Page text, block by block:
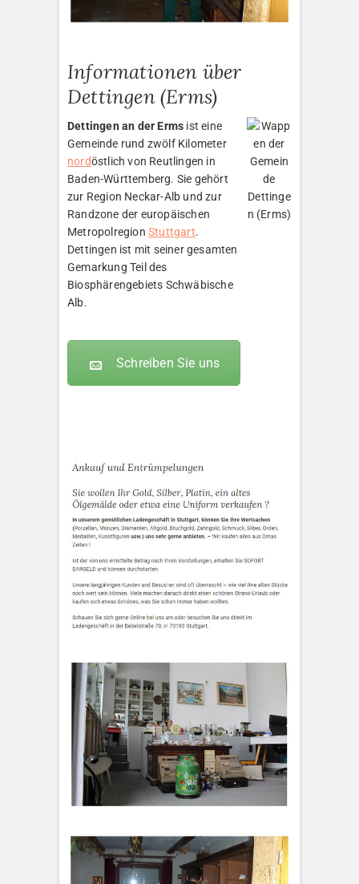
Informationen über
Dettingen (Erms)
Dettingen an der Erms ist eine
Gemeinde rund zwölf Kilometer
nordöstlich von Reutlingen in
Baden-Württemberg. Sie gehört
zur Region Neckar-Alb und zur
Randzone der europäischen
Metropolregion Stuttgart.
Dettingen ist mit seiner gesamten
Gemarkung Teil des
Biosphärengebiets Schwäbische
Alb.
Schreiben Sie uns